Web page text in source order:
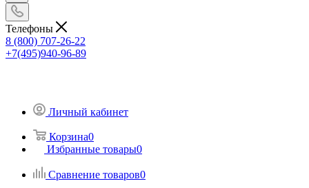
Телефоны
8 (800) 707-26-22
+7(495)940-96-89
Личный кабинет
Корзина0
Избранные товары0
Сравнение товаров0